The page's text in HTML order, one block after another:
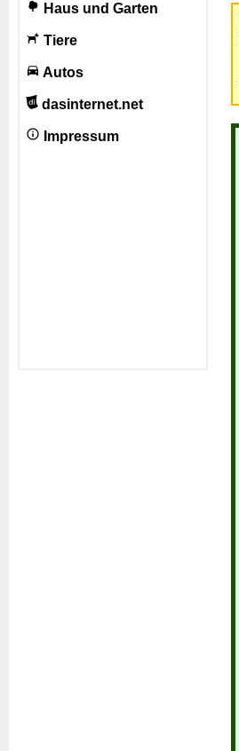
Haus und Garten
Tiere
Autos
dasinternet.net
Impressum